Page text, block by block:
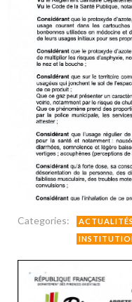
Categories: ACTUALITÉS